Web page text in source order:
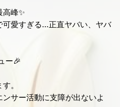
峰✨
可愛すぎる…正直ヤバい、ヤバ
ー🎉
。
サー活動に支障が出ないよ